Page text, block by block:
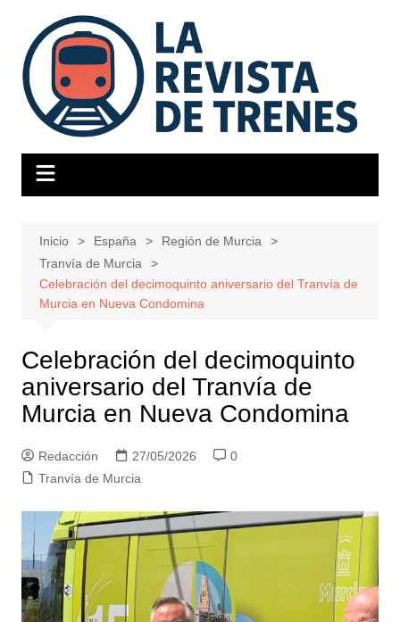
contenido
Inicio España
Región de Murcia
Tranvía de Murcia
Celebración del decimoquinto aniversario del Tranvía de
Murcia en Nueva Condomina
Celebración del decimoquinto
aniversario del Tranvía de
Murcia en Nueva Condomina
Redacción 27/05/2026
0
Tranvía de Murcia